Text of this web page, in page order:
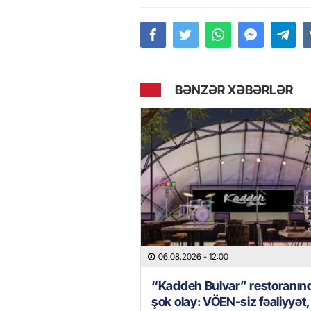
BƏNZƏR XƏBƏRLƏR
06.08.2026 - 12:00
“Kaddeh Bulvar”
şok olay: VÖEN-siz fəaliyyət,